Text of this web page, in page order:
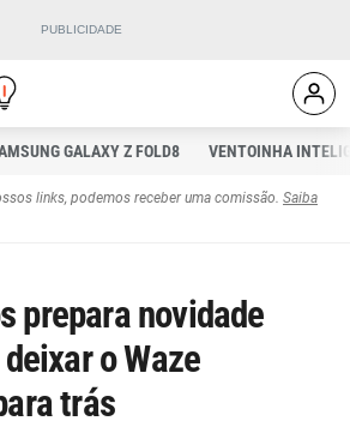
GALAXY Z FOLD8 VENTOINHA
links, podemos receber uma comissão. Saiba
prepara novidade
o Waze
trás